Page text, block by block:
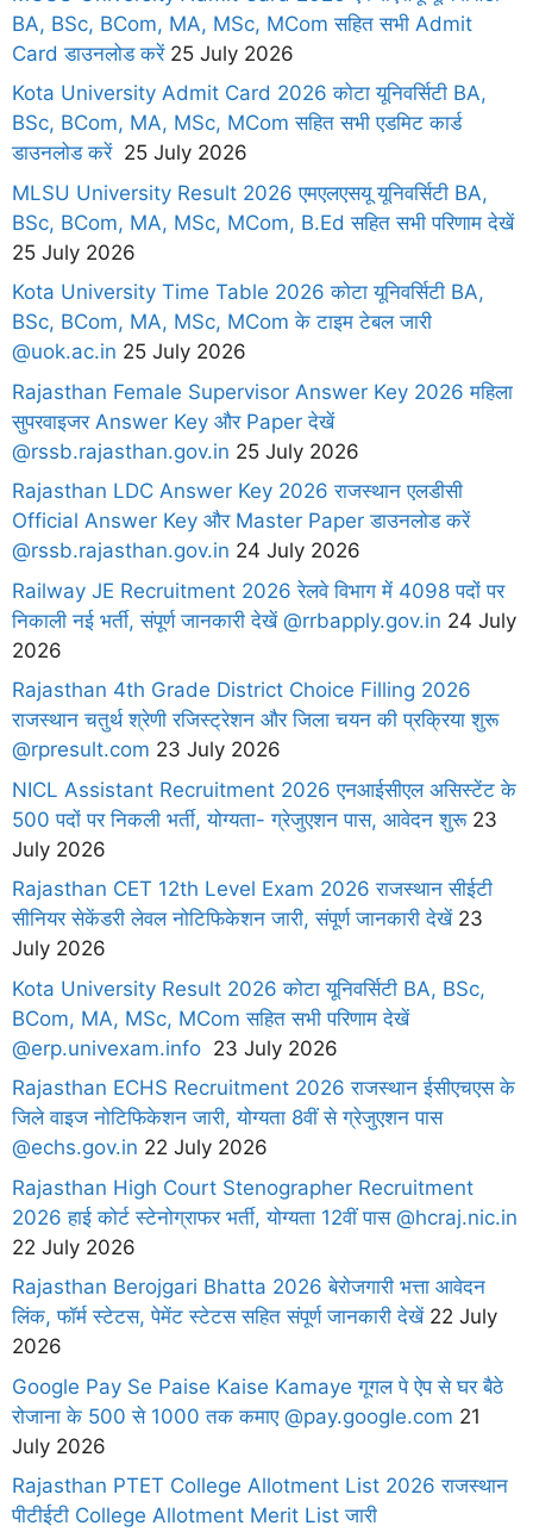
BA, BSc, BCom, MA, MSc, MCom सहित सभी Admit
Card डाउनलोड करें25 July 2026
Kota University Admit Card 2026 कोटा यूनिवर्सिटी BA,
BSc, BCom, MA, MSc, MCom सहित सभी एडमिट कार्ड
डाउनलोड करें 25 July 2026
MLSU University Result 2026 एमएलएसयू यूनिवर्सिटी BA,
BSc, BCom, MA, MSc, MCom, B.Ed सहित सभी परिणाम देखें
25 July 2026
Kota University Time Table 2026 कोटा यूनिवर्सिटी BA,
BSc, BCom, MA, MSc, MCom के टाइम टेबल जारी
@uok.ac.in 25 July 2026
Rajasthan Female Supervisor Answer Key 2026 महिला
सुपरवाइजर Answer Key और Paper देखें
@rssb.rajasthan.gov.in 25 July 2026
Rajasthan LDC Answer Key 2026 राजस्थान एलडीसी
Official Answer Key और Master Paper डाउनलोड करें
@rssb.rajasthan.gov.in 24 July 2026
Railway JE Recruitment 2026 रेलवे विभाग में 4098 पदों पर
निकाली नई भर्ती, संपूर्ण जानकारी देखें @rrbapply.gov.in 24 July
2026
Rajasthan 4th Grade District Choice Filling 2026
राजस्थान चतुर्थ श्रेणी रजिस्ट्रेशन और जिला चयन की प्रक्रिया शुरू
@rpresult.com 23 July 2026
NICL Assistant Recruitment 2026 एनआईसीएल असिस्टेंट के
500 पदों पर निकली भर्ती, योग्यता- ग्रेजुएशन पास, आवेदन शुरू23
July 2026
Rajasthan CET 12th Level Exam 2026 राजस्थान सीईटी
सीनियर सेकेंडरी लेवल नोटिफिकेशन जारी, संपूर्ण जानकारी देखें23
July 2026
Kota University Result 2026 कोटा यूनिवर्सिटी BA, BSc,
BCom, MA, MSc, MCom सहित सभी परिणाम देखें
@erp.univexam.info 23 July 2026
Rajasthan ECHS Recruitment 2026 राजस्थान ईसीएचएस के
जिले वाइज नोटिफिकेशन जारी, योग्यता 8वीं से ग्रेजुएशन पास
@echs.gov.in 22 July 2026
Rajasthan High Court Stenographer Recruitment
2026 हाई कोर्ट स्टेनोग्राफर भर्ती, योग्यता 12वीं पास @hcraj.nic.in
22 July 2026
Rajasthan Berojgari Bhatta 2026 बेरोजगारी भत्ता आवेदन
लिंक, फॉर्म स्टेटस, पेमेंट स्टेटस सहित संपूर्ण जानकारी देखें22 July
2026
Google Pay Se Paise Kaise Kamaye गूगल पे ऐप से घर बैठे
रोजाना के 500 से 1000 तक कमाए @pay.google.com 21
July 2026
Rajasthan PTET College Allotment List 2026 राजस्थान
पीटीईटी College Allotment Merit List जारी